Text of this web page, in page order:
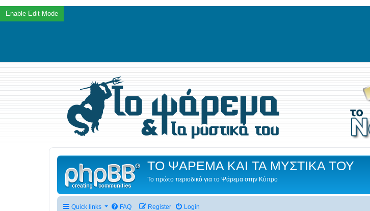
ΤΟ ΨΑΡΕΜΑ ΚΑΙ ΤΑ ΜΥΣΤΙΚΑ ΤΟΥ
Το πρώτο περιοδικό για το Ψάρεμα στην Κύπρο
Quick links FAQ Login
Register